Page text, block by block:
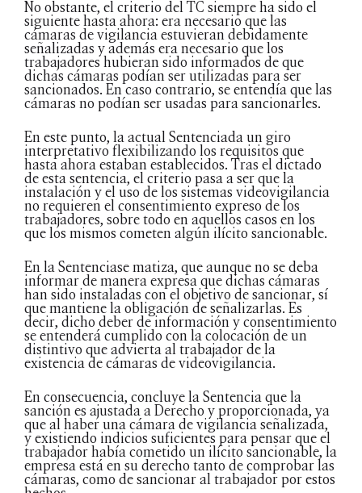
No obstante, el criterio del TC siempre ha sido el
siguiente hasta ahora: era necesario que las
cámaras de vigilancia estuvieran debidamente
señalizadas y además era necesario que los
trabajadores hubieran sido informados de que
dichas cámaras podían ser utilizadas para ser
sancionados. En caso contrario, se entendía que las
cámaras no podían ser usadas para sancionarles.
En este punto, la actual Sentenciada un giro
interpretativo flexibilizando los requisitos que
hasta ahora estaban establecidos. Tras el dictado
de esta sentencia, el criterio pasa a ser que la
instalación y el uso de los sistemas videovigilancia
no requieren el consentimiento expreso de los
trabajadores, sobre todo en aquellos casos en los
que los mismos cometen algún ilícito sancionable.
En la Sentenciase matiza, que aunque no se deba
informar de manera expresa que dichas cámaras
han sido instaladas con el objetivo de sancionar, sí
que mantiene la obligación de señalizarlas. Es
decir, dicho deber de información y consentimiento
se entenderá cumplido con la colocación de un
distintivo que advierta al trabajador de la
existencia de cámaras de videovigilancia.
En consecuencia, concluye la Sentencia que la
sanción es ajustada a Derecho y proporcionada, ya
que al haber una cámara de vigilancia señalizada,
y existiendo indicios suficientes para pensar que el
trabajador había cometido un ilícito sancionable, la
empresa está en su derecho tanto de comprobar las
cámaras, como de sancionar al trabajador por estos